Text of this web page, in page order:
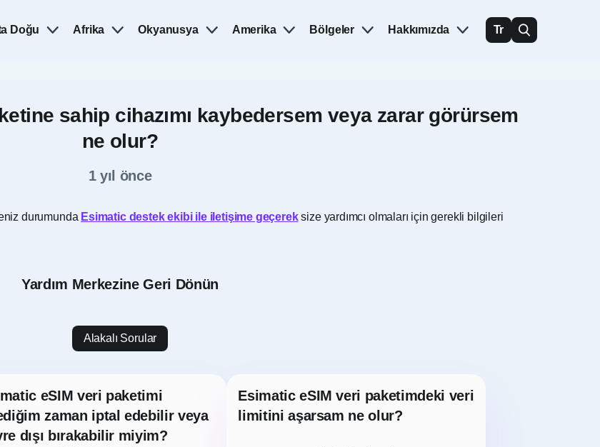
Doğu Afrika Okyanusya Amerika Bölgeler Hakkımızda Tr
sahip cihazımı kaybedersem veya zarar görürsem
ne olur?
1 yıl önce
durumunda Esimatic destek ekibi ile iletişime geçereksize yardımcı olmaları için gerekli bilgileri
Yardım Merkezine Geri Dönün
Alakalı Sorular
eSIM veri paketimi
zaman iptal edebilir veya
dışı bırakabilir miyim?
Esimatic eSIM veri paketimdeki veri
limitini aşarsam ne olur?